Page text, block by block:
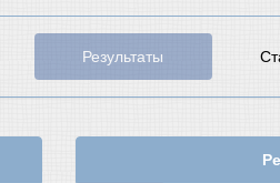
Результаты